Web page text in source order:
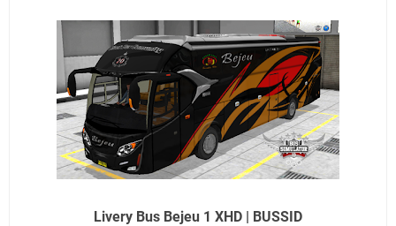
Livery Bus Bejeu 1 XHD | BUSSID